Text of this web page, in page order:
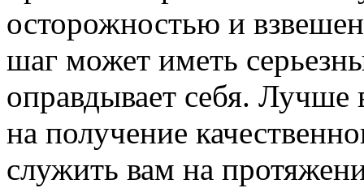
осторожностью и
шаг может иметь
оправдывает себя. Лучше
на получение
служить вам на